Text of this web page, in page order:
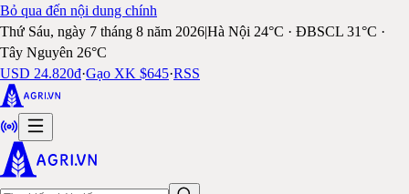
Bỏ qua đến nội dung chính
Thứ Sáu, ngày 7 tháng 8 năm 2026|Hà Nội 24°C · ĐBSCL 31°C ·
Tây Nguyên 26°C
USD 24.820đ·Gạo XK $645·RSS